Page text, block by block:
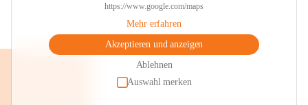
https://www.google.com/maps
Mehr erfahren
Akzeptieren und anzeigen
Ablehnen
Auswahl merken